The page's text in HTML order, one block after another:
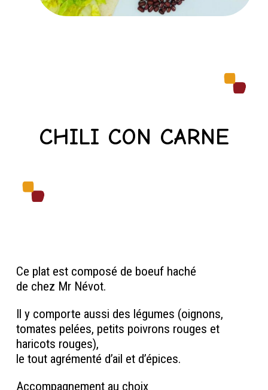
CHILI CON CARNE
Ce plat est composé de boeuf haché
de chez Mr Névot.
Il y comporte aussi des légumes (oignons,
tomates pelées, petits poivrons rouges et
haricots rouges),
le tout agrémenté d’ail et d’épices.
Accompagnement au choix